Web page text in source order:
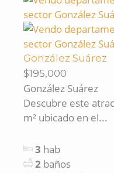
González Suárez
$195,000
González Suárez
Descubre este
m² ubicado en el...
3 hab
2 baños